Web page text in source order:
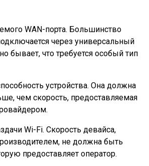
WAN-порта. Большинство
через универсальный
бывает, что требуется особый тип
устройства. Она должна
чем скорость, предоставляемая
Wi-Fi. Скорость девайса,
не должна быть
предоставляет оператор.